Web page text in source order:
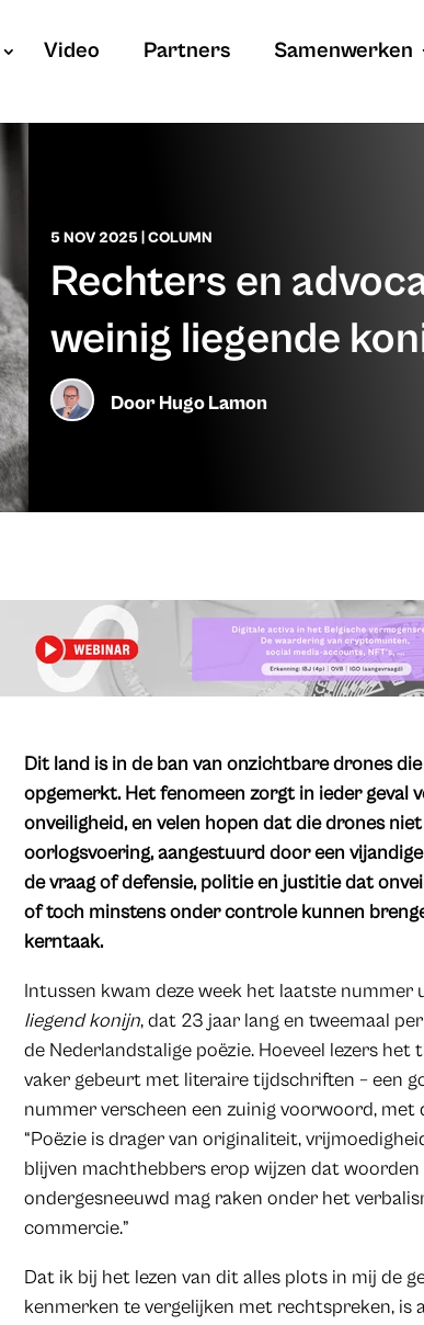
Video Partners Samenwerken
5 NOV 2025| COLUMN
Rechters en
weinig liegende
DoorHugo Lamon
​Dit land is in de ban van onzichtbare drones
opgemerkt. Het fenomeen zorgt in ieder geval
onveiligheid, en velen hopen dat die drones
oorlogsvoering, aangestuurd door een
de vraag of defensie, politie en justitie dat
of toch minstens onder controle kunnen
kerntaak.
Intussen kwam deze week het laatste
liegend konijn, dat 23 jaar lang en tweemaal
de Nederlandstalige poëzie. Hoeveel lezers het
vaker gebeurt met literaire tijdschriften – een
nummer verscheen een zuinig voorwoord,
“Poëzie is drager van originaliteit,
blijven machthebbers erop wijzen dat
ondergesneeuwd mag raken onder het
commercie.”
Dat ik bij het lezen van dit alles plots in mij de
kenmerken te vergelijken met rechtspreken, is